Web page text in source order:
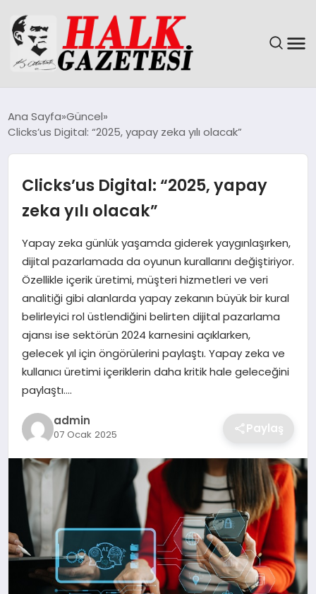
EĞITIM
EKONOMI
MAGAZIN
SIYASET
SPOR
TEKNOLOJI
YAŞAM
Ana Sayfa Güncel
Clicks’us Digital: “2025, yapay zeka yılı olacak”
Clicks’us Digital: “2025, yapay
zeka yılı olacak”
Yapay zeka günlük yaşamda giderek yaygınlaşırken,
dijital pazarlamada da oyunun kurallarını değiştiriyor.
Özellikle içerik üretimi, müşteri hizmetleri ve veri
analitiği gibi alanlarda yapay zekanın büyük bir kural
belirleyici rol üstlendiğini belirten dijital pazarlama
ajansı ise sektörün 2024 karnesini açıklarken,
gelecek yıl için öngörülerini paylaştı. Yapay zeka ve
kullanıcı üretimi içeriklerin daha kritik hale geleceğini
paylaştı….
admin
07 Ocak 2025 Paylaş